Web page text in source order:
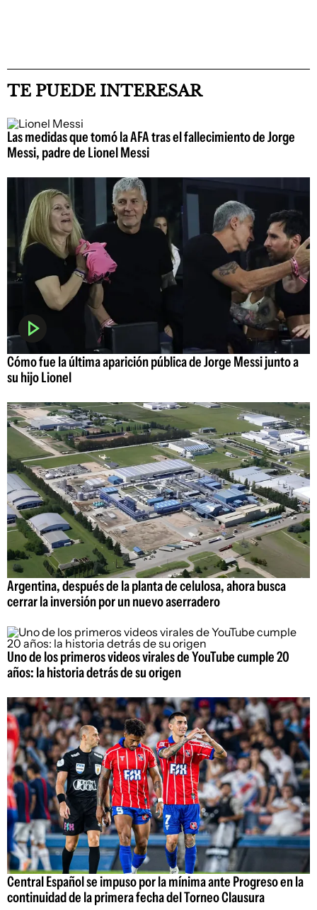
TE PUEDE INTERESAR
Las medidas que tomó la AFA tras el fallecimiento de Jorge
Messi, padre de Lionel Messi
Cómo fue la última aparición pública de Jorge Messi junto a
su hijo Lionel
Argentina, después de la planta de celulosa, ahora busca
cerrar la inversión por un nuevo aserradero
Uno de los primeros videos virales de YouTube cumple 20
años: la historia detrás de su origen
Central Español se impuso por la mínima ante Progreso en la
continuidad de la primera fecha del Torneo Clausura